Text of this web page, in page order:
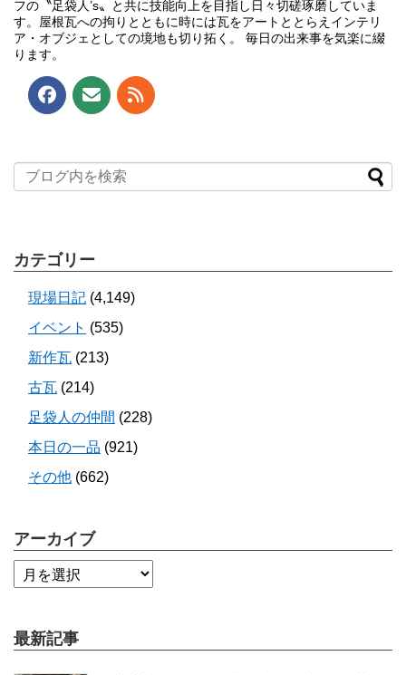
フの〝足袋人’s〟と共に技能向上を目指し日々切磋琢磨していま
す。屋根瓦への拘りとともに時には瓦をアートととらえインテリ
ア・オブジェとしての境地も切り拓く。 毎日の出来事を気楽に綴
ります。
カテゴリー
現場日記 (4,149)
イベント (535)
新作瓦 (213)
古瓦 (214)
足袋人の仲間 (228)
本日の一品 (921)
その他 (662)
アーカイブ
最新記事